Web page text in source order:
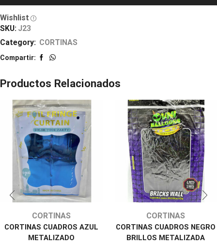
Wishlist
SKU: J23
Category: CORTINAS
Compartir:
Productos Relacionados
CORTINAS
CORTINAS CUADROS AZUL
METALIZADO
CORTINAS
CORTINAS CUADROS NEGRO
BRILLOS METALIZADA